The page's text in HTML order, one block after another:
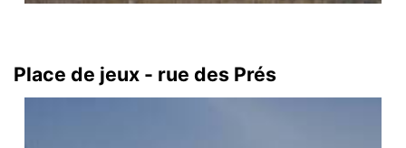
Place de jeux - rue des Prés